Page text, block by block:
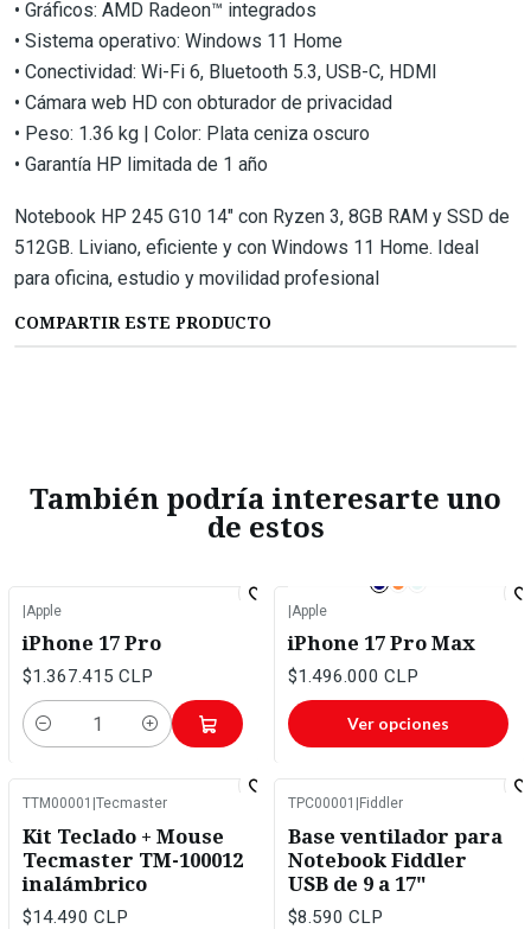
• Gráficos: AMD Radeon™ integrados
• Sistema operativo: Windows 11 Home
• Conectividad: Wi-Fi 6, Bluetooth 5.3, USB-C, HDMI
• Cámara web HD con obturador de privacidad
• Peso: 1.36 kg | Color: Plata ceniza oscuro
• Garantía HP limitada de 1 año
Notebook HP 245 G10 14" con Ryzen 3, 8GB RAM y SSD de
512GB. Liviano, eficiente y con Windows 11 Home. Ideal
para oficina, estudio y movilidad profesional
COMPARTIR ESTE PRODUCTO
También podría interesarte uno
de estos
Apple
iPhone 17 Pro
$1.367.415 CLP
Cantidad
Apple
iPhone 17 Pro Max
$1.496.000 CLP
Ver opciones
TTM00001 Tecmaster
Kit Teclado + Mouse
Tecmaster TM-100012
inalámbrico
$14.490 CLP
TPC00001 Fiddler
Base ventilador para
Notebook Fiddler
USB de 9 a 17"
$8.590 CLP